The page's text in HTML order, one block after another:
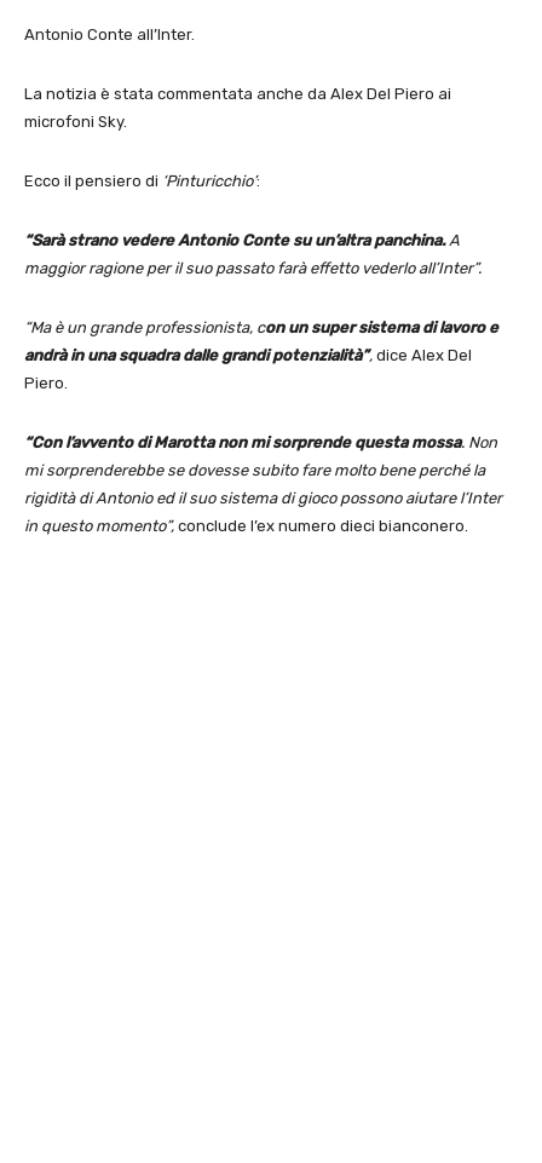
Antonio Conte all’Inter.
La notizia è stata commentata anche da Alex Del Piero ai
microfoni Sky.
Ecco il pensiero di ‘Pinturicchio’:
“Sarà strano vedere Antonio Conte su un’altra panchina.A
maggior ragione per il suo passato farà effetto vederlo all’Inter”.
“Ma è un grande professionista, con un super sistema di lavoro e
andrà in una squadra dalle grandi potenzialità”, dice Alex Del
Piero.
“Con l’avvento di Marotta non mi sorprende questa mossa. Non
mi sorprenderebbe se dovesse subito fare molto bene perché la
rigidità di Antonio ed il suo sistema di gioco possono aiutare l’Inter
in questo momento”, conclude l’ex numero dieci bianconero.